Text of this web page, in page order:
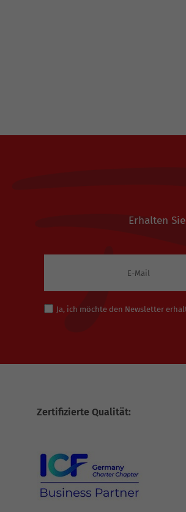
Erhalten
Ja, ich möchte den Newsletter
Zertifizierte Qualität: